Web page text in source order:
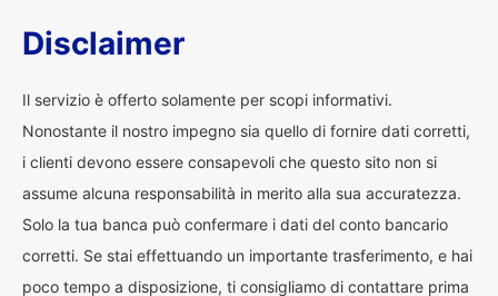
Disclaimer
Il servizio è offerto solamente per scopi informativi.
Nonostante il nostro impegno sia quello di fornire dati corretti,
i clienti devono essere consapevoli che questo sito non si
assume alcuna responsabilità in merito alla sua accuratezza.
Solo la tua banca può confermare i dati del conto bancario
corretti. Se stai effettuando un importante trasferimento, e hai
poco tempo a disposizione, ti consigliamo di contattare prima